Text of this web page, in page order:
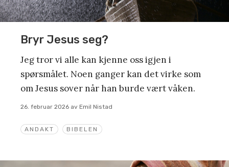
ANDAKT BIBELEN
Bryr Jesus seg?
Jeg tror vi alle kan kjenne oss igjen i
spørsmålet. Noen ganger kan det virke som
om Jesus sover når han burde vært våken.
26. februar 2026 av Emil Nistad